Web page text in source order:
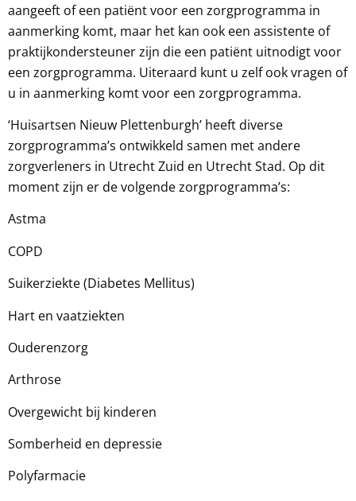
aangeeft of een patiënt voor een zorgprogramma in
aanmerking komt, maar het kan ook een assistente of
praktijkondersteuner zijn die een patiënt uitnodigt voor
een zorgprogramma. Uiteraard kunt u zelf ook vragen of
u in aanmerking komt voor een zorgprogramma.
‘Huisartsen Nieuw Plettenburgh’ heeft diverse
zorgprogramma’s ontwikkeld samen met andere
zorgverleners in Utrecht Zuid en Utrecht Stad. Op dit
moment zijn er de volgende zorgprogramma’s:
Astma
COPD
Suikerziekte (Diabetes Mellitus)
Hart en vaatziekten
Ouderenzorg
Arthrose
Overgewicht bij kinderen
Somberheid en depressie
Polyfarmacie